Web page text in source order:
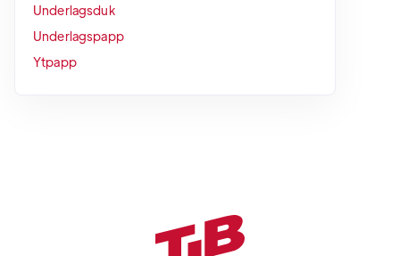
Underlagsduk
Underlagspapp
Ytpapp